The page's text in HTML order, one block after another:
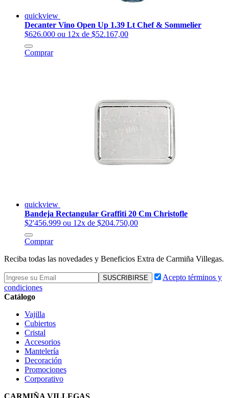
quickview
Decanter Vino Open Up 1.39 Lt Chef & Sommelier
$626.000 ou 12x de $52.167,00
Comprar
quickview
Bandeja Rectangular Graffiti 20 Cm Christofle
$2'456.999 ou 12x de $204.750,00
Comprar
Reciba todas las novedades y Beneficios Extra de Carmiña Villegas.
Acepto términos y
condiciones
Catálogo
Vajilla
Cubiertos
Cristal
Accesorios
Mantelería
Decoración
Promociones
Corporativo